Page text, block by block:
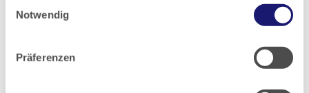
Notwendig
Präferenzen